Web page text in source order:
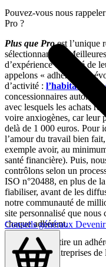
Conseils généraux
Pouvez-vous nous
Pro ?
Plus que Proest l’unique
sélectionnant les
d’expérience contrôlé de
appelons « adhérents »,
d’activité : l’habitat , et les
concessionnaires
avec lesquels les achats
voire anxiogènes, car leur
delà de 1 000 euros. Pour
l’amour du travail bien
exemple avoir, au
santé financière). Puis,
contrôlons selon un
ISO n°20488, en plus de
fiabiliser, avant de les
notre communauté de
site personnalisé que nous
chaque adhérent.
Quel bénéfice tire un
« meilleures entreprises